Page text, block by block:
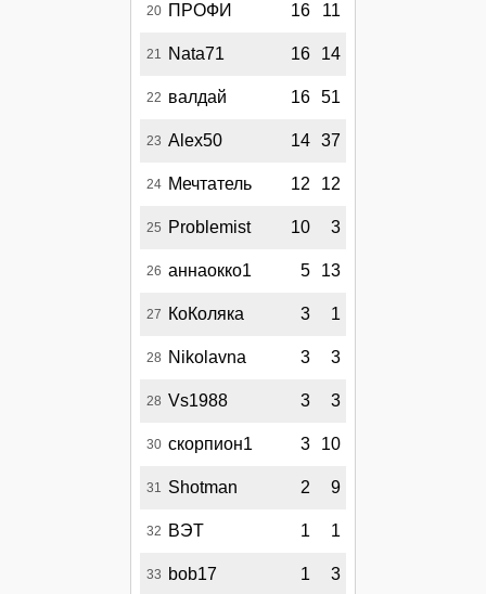
20 ПРОФИ 16 11
21 Nata71 16 14
22 валдай 16 51
23 Alex50 14 37
24 Мечтатель 12 12
25 Problemist 10 3
26 аннаокко1 5 13
27 КоКоляка 3 1
28 Nikolavna 3 3
28 Vs1988 3 3
30 скорпион1 3 10
31 Shotman 2 9
32 ВЭТ 1 1
33 bob17 1 3